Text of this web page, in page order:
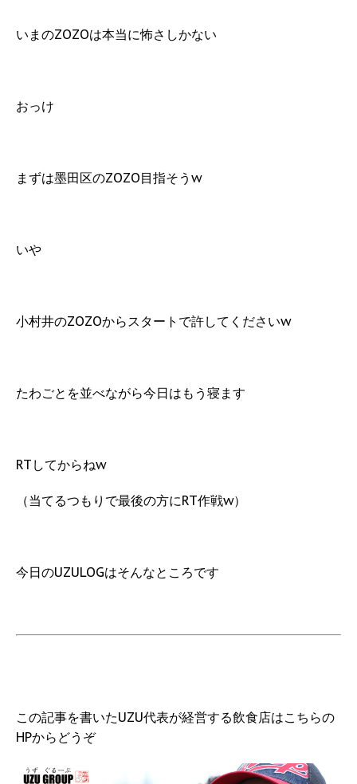
いまのZOZOは本当に怖さしかない
おっけ
まずは墨田区のZOZO目指そうw
いや
小村井のZOZOからスタートで許してくださいw
たわごとを並べながら今日はもう寝ます
RTしてからねw
（当てるつもりで最後の方にRT作戦w）
今日のUZULOGはそんなところです
この記事を書いたUZU代表が経営する飲食店はこちらの
HPからどうぞ